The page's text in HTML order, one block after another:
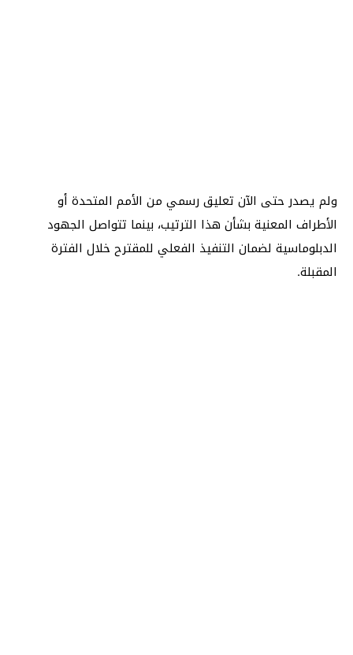
ولم يصدر حتى الآن تعليق رسمي من الأمم المتحدة أو
الأطراف المعنية بشأن هذا الترتيب، بينما تتواصل الجهود
الدبلوماسية لضمان التنفيذ الفعلي للمقترح خلال الفترة
المقبلة.